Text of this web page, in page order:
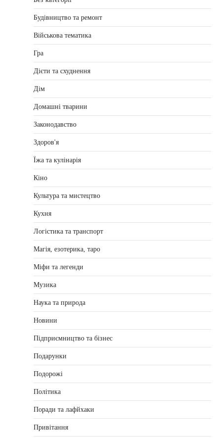
Будівництво та ремонт
Військова тематика
Гра
Дієти та схуднення
Дім
Домашні тварини
Законодавство
Здоров'я
Їжа та кулінарія
Кіно
Культура та мистецтво
Кухня
Логістика та транспорт
Магія, езотерика, таро
Міфи та легенди
Музика
Наука та природа
Новини
Підприємництво та бізнес
Подарунки
Подорожі
Політика
Поради та лафйхаки
Привітання